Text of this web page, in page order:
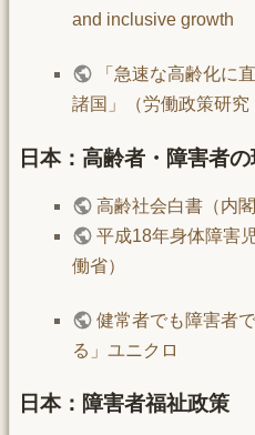
and inclusive growth
「急速な高齢化に
諸国」（労働政策研究
日本：高齢者・障害者
高齢社会白書（内閣
平成18年身体障害
働省）
健常者でも障害者
る」ユニクロ
日本：障害者福祉政策